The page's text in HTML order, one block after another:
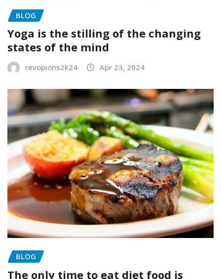
BLOG
Yoga is the stilling of the changing
states of the mind
revopions2k24 Apr 23, 2024
BLOG
The only time to eat diet food is